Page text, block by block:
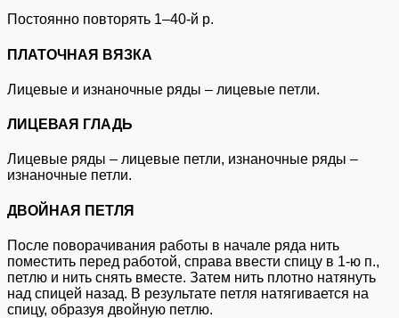
Постоянно повторять 1–40-й р.
ПЛАТОЧНАЯ ВЯЗКА
Лицевые и изнаночные ряды – лицевые петли.
ЛИЦЕВАЯ ГЛАДЬ
Лицевые ряды – лицевые петли, изнаночные ряды –
изнаночные петли.
ДВОЙНАЯ ПЕТЛЯ
После поворачивания работы в начале ряда нить
поместить перед работой, справа ввести спицу в 1-ю п.,
петлю и нить снять вместе. Затем нить плотно натянуть
над спицей назад. В результате петля натягивается на
спицу, образуя двойную петлю.